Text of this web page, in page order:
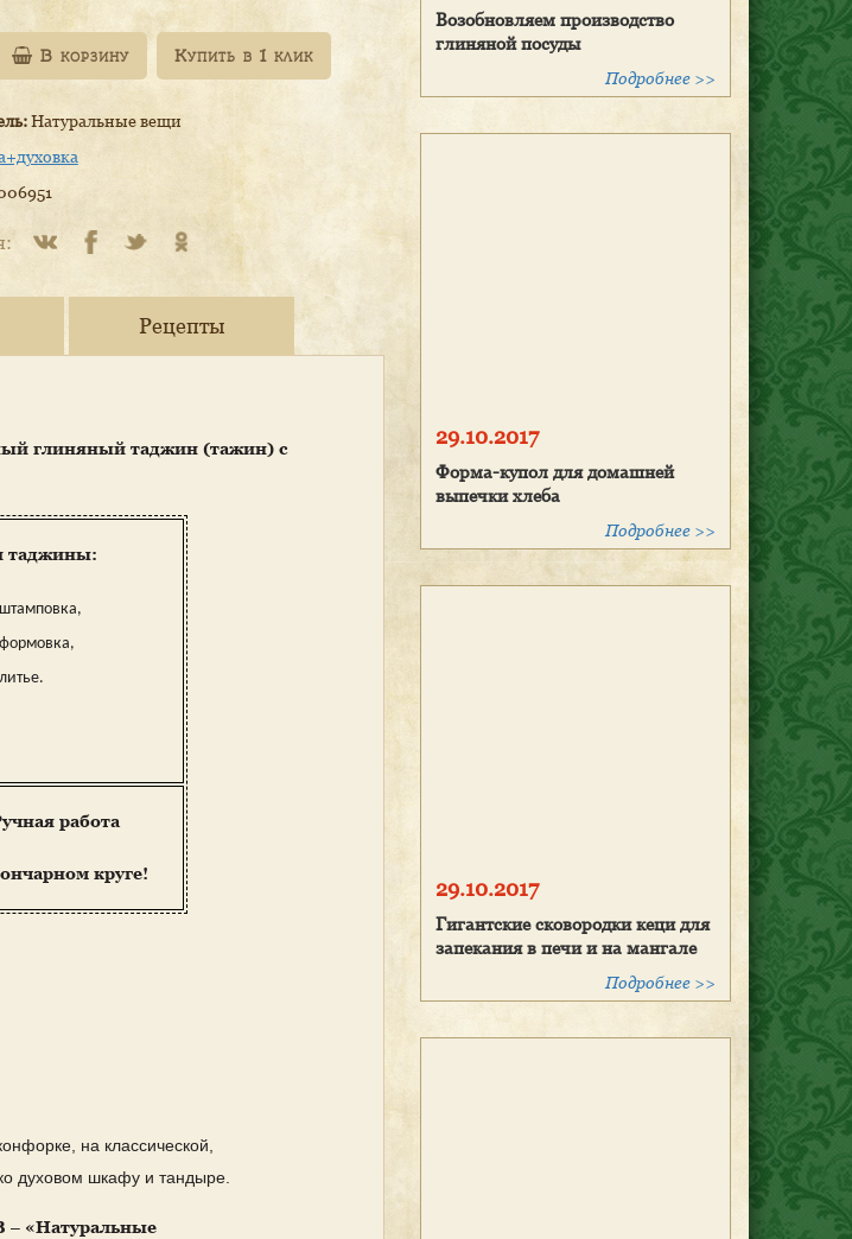
В корзину
Натуральные вещи
Рецепты
глиняный таджин (тажин) с
таджины:
работа
круге!
на классической,
духовом шкафу и тандыре.
– «Натуральные
Возобновляем производство
глиняной посуды
Подробнее >>
29.10.2017
Форма-купол для домашней
выпечки хлеба
Подробнее >>
29.10.2017
Гигантские сковородки кеци для
запекания в печи и на мангале
Подробнее >>